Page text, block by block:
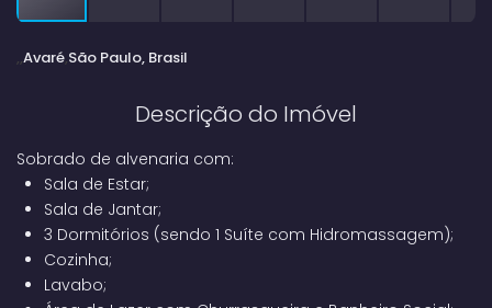
Avaré São Paulo, Brasil
Descrição do Imóvel
Sobrado de alvenaria com:
Sala de Estar;
Sala de Jantar;
3 Dormitórios (sendo 1 Suíte com Hidromassagem);
Cozinha;
Lavabo;